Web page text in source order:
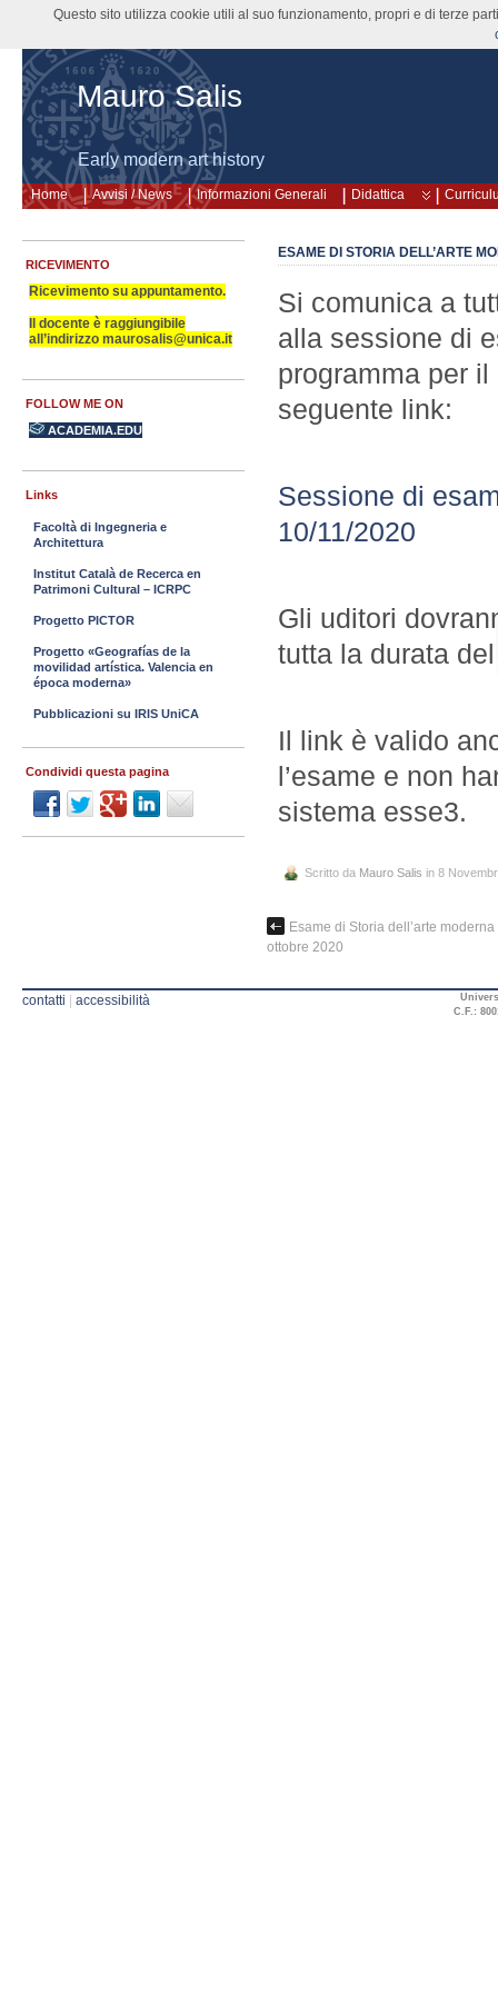
Mauro Salis
Early modern art history
Home Avvisi / News Informazioni Generali Didattica
ESAME DI STORIA DELL’ARTE
Si comunica a
alla sessione di
programma per
seguente link:
Sessione di
10/11/2020
Gli uditori
tutta la durata
Il link è valido
l’esame e non
sistema esse3.
Scritto da Mauro Salis in 8
Esame di Storia dell’arte
ottobre 2020
RICEVIMENTO
Ricevimento su appuntamento.
Il docente è raggiungibile
all’indirizzo maurosalis@unica.it
FOLLOW ME ON
ACADEMIA.EDU
Links
Facoltà di Ingegneria e
Architettura
Institut Català de Recerca en
Patrimoni Cultural – ICRPC
Progetto PICTOR
Progetto «Geografías de la
movilidad artística. Valencia en
época moderna»
Pubblicazioni su IRIS UniCA
Condividi questa pagina
contatti | accessibilità
C.F.:
Questo sito utilizza cookie utili al suo funzionamento, propri e di terze